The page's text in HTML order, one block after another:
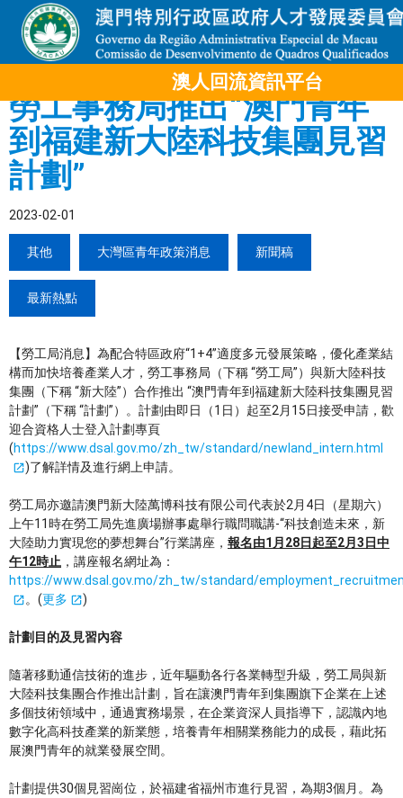
澳人回流資訊平台
勞工事務局推出“澳門青年
到福建新大陸科技集團見習
計劃”
2023-02-01
其他 大灣區青年政策消息 新聞稿
最新熱點
【勞工局消息】為配合特區政府“1+4”適度多元發展策略，優化產業結
構而加快培養產業人才，勞工事務局（下稱 “勞工局”）與新大陸科技
集團（下稱 “新大陸”）合作推出 “澳門青年到福建新大陸科技集團見習
計劃”（下稱 “計劃”）。計劃由即日（1日）起至2月15日接受申請，歡
迎合資格人士登入計劃專頁
(https://www.dsal.gov.mo/zh_tw/standard/newland_intern.html
)了解詳情及進行網上申請。
勞工局亦邀請澳門新大陸萬博科技有限公司代表於2月4日（星期六）
上午11時在勞工局先進廣場辦事處舉行職問職講-“科技創造未來，新
大陸助力實現您的夢想舞台”行業講座， 報名由1月28日起至2月3日中
午12時止 ，講座報名網址為：
https://www.dsal.gov.mo/zh_tw/standard/
。(更多 )
計劃目的及見習內容
隨著移動通信技術的進步，近年驅動各行各業轉型升級，勞工局與新
大陸科技集團合作推出計劃，旨在讓澳門青年到集團旗下企業在上述
多個技術領域中，通過實務場景，在企業資深人員指導下，認識內地
數字化高科技產業的新業態，培養青年相關業務能力的成長，藉此拓
展澳門青年的就業發展空間。
計劃提供30個見習崗位，於福建省福州市進行見習，為期3個月。為